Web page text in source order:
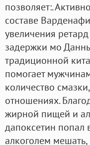
позволяет:.
составе
увеличения
задержки мо
традиционной
помогает
количество
отношениях.
жирной пищей и
дапоксетин попал
алкоголем